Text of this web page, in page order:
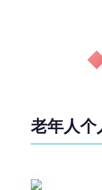
老年人个